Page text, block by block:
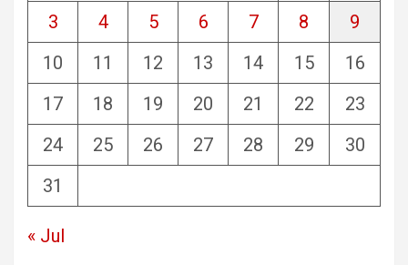
3
4 5 6 7 8
9
10
11 12 13 14 15
16
17
18 19 20 21 22
23
24
25 26 27 28 29
30
31
« Jul